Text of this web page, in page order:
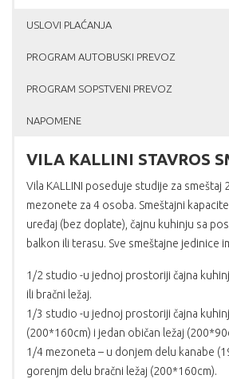
USLOVI PLAĆANJA
PROGRAM AUTOBUSKI PREVOZ
PROGRAM SOPSTVENI PREVOZ
NAPOMENE
VILA KALLINI STAVROS
Vila KALLINI poseduje studije za smeštaj
mezonete za 4 osoba. Smeštajni
uređaj (bez doplate), čajnu kuhinju sa
balkon ili terasu. Sve smeštajne jedinice
1/2 studio -u jednoj prostoriji čajna
ili bračni ležaj.
1/3 studio -u jednoj prostoriji čajna
(200*160cm) i jedan običan ležaj
1/4 mezoneta – u donjem delu kanabe
gorenjm delu bračni ležaj (200*160cm).